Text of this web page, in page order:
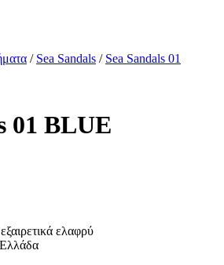
/ Sea Sandals / Sea Sandals 01
01 BLUE
ελαφρύ